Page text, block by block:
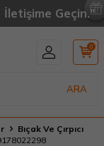
Geçin."
ARA
0
Bıçak Ve Çırpıcı